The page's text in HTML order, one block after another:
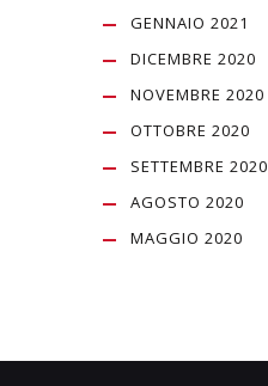
GENNAIO 2021
DICEMBRE 2020
NOVEMBRE 2020
OTTOBRE 2020
SETTEMBRE 2020
AGOSTO 2020
MAGGIO 2020